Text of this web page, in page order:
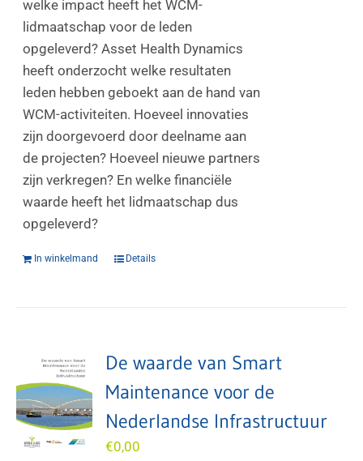
welke impact heeft het WCM-
lidmaatschap voor de leden
opgeleverd? Asset Health Dynamics
heeft onderzocht welke resultaten
leden hebben geboekt aan de hand van
WCM-activiteiten. Hoeveel innovaties
zijn doorgevoerd door deelname aan
de projecten? Hoeveel nieuwe partners
zijn verkregen? En welke financiële
waarde heeft het lidmaatschap dus
opgeleverd?
In winkelmand Details
De waarde van Smart
Maintenance voor de
Nederlandse Infrastructuur
€0,00